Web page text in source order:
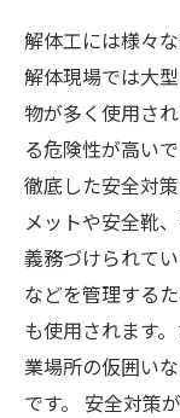
解体工には様々
解体現場では大
物が多く使用さ
る危険性が高い
徹底した安全対
メットや安全靴
義務づけられて
などを管理する
も使用されます
業場所の仮囲い
です。 安全対策